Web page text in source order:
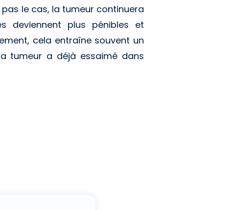
le cas, la tumeur continuera
deviennent plus pénibles et
cela entraîne souvent un
tumeur a déjà essaimé dans